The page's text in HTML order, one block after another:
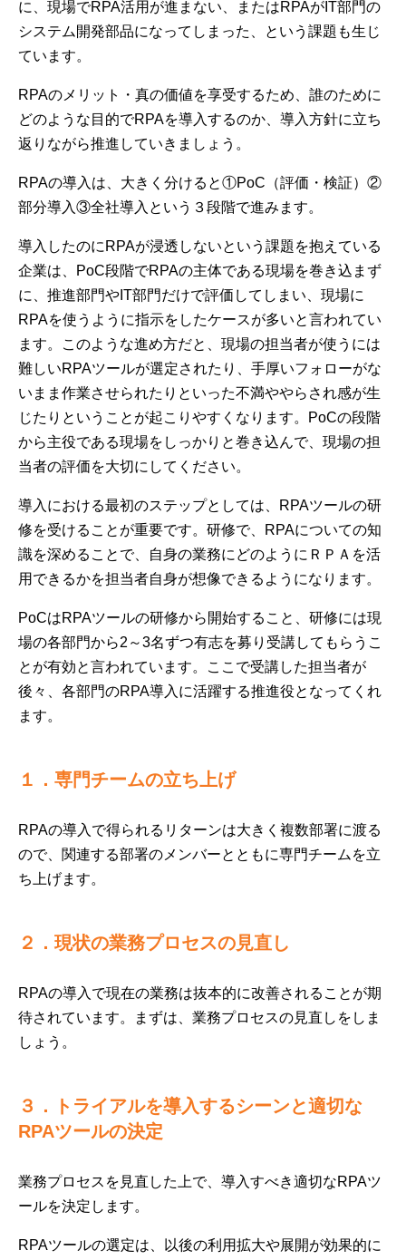
に、現場でRPA活用が進まない、またはRPAがIT部門の
システム開発部品になってしまった、という課題も生じ
ています。
RPAのメリット・真の価値を享受するため、誰のために
どのような目的でRPAを導入するのか、導入方針に立ち
返りながら推進していきましょう。
RPAの導入は、大きく分けると①PoC（評価・検証）②
部分導入③全社導入という３段階で進みます。
導入したのにRPAが浸透しないという課題を抱えている
企業は、PoC段階でRPAの主体である現場を巻き込まず
に、推進部門やIT部門だけで評価してしまい、現場に
RPAを使うように指示をしたケースが多いと言われてい
ます。このような進め方だと、現場の担当者が使うには
難しいRPAツールが選定されたり、手厚いフォローがな
いまま作業させられたりといった不満ややらされ感が生
じたりということが起こりやすくなります。PoCの段階
から主役である現場をしっかりと巻き込んで、現場の担
当者の評価を大切にしてください。
導入における最初のステップとしては、RPAツールの研
修を受けることが重要です。研修で、RPAについての知
識を深めることで、自身の業務にどのようにＲＰＡを活
用できるかを担当者自身が想像できるようになります。
PoCはRPAツールの研修から開始すること、研修には現
場の各部門から2～3名ずつ有志を募り受講してもらうこ
とが有効と言われています。ここで受講した担当者が
後々、各部門のRPA導入に活躍する推進役となってくれ
ます。
１．専門チームの立ち上げ
RPAの導入で得られるリターンは大きく複数部署に渡る
ので、関連する部署のメンバーとともに専門チームを立
ち上げます。
２．現状の業務プロセスの見直し
RPAの導入で現在の業務は抜本的に改善されることが期
待されています。まずは、業務プロセスの見直しをしま
しょう。
３．トライアルを導入するシーンと適切な
RPAツールの決定
業務プロセスを見直した上で、導入すべき適切なRPAツ
ールを決定します。
RPAツールの選定は、以後の利用拡大や展開が効果的に